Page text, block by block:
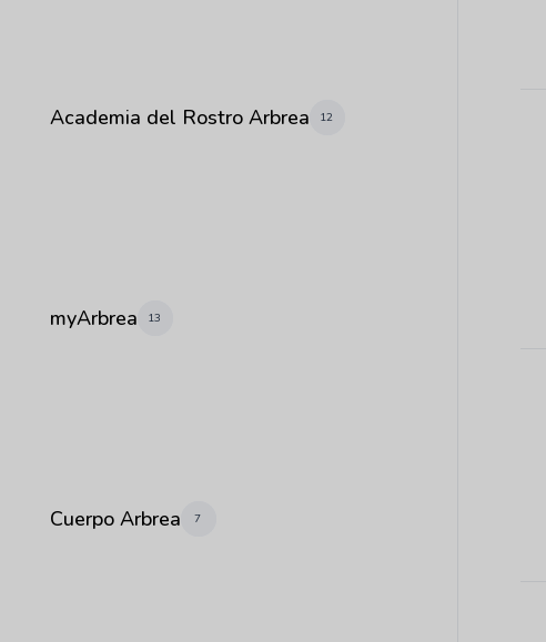
Academia del Rostro Arbrea 12
myArbrea 13
Cuerpo Arbrea 7